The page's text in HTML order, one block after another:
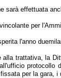
sarà effettuata
per
l'anno
alla trattativa, la
per la gara,